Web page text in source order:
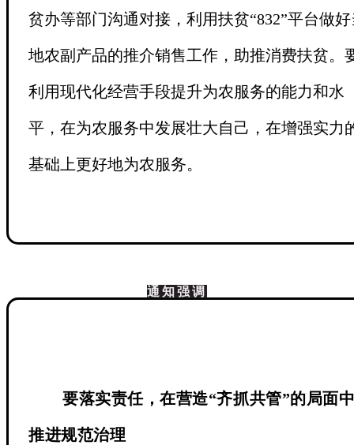
贫办等部门沟通对接，利用扶贫“832”平台做
地农副产品的推介销售工作，助推消费扶贫。
利用现代化经营手段提升为农服务的能力和水
平，在为农服务中发展壮大自己，在增强实力
基础上更好地为农服务。
通知强调
要落实责任，在营造“齐抓共管”的局面
推进规范治理